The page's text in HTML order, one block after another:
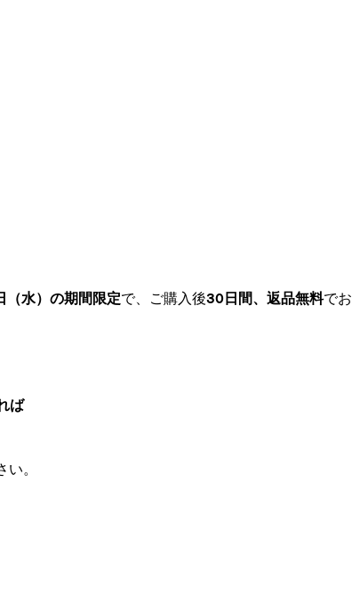
水）の期間限定で、ご購入後30日間、返品無料でお
ば
。